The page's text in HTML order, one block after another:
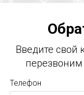
Введите свой
Телефон